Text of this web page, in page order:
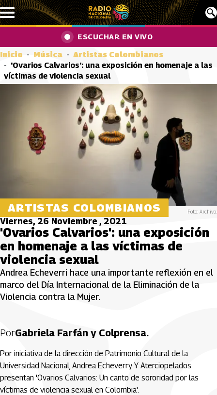
Pasar al contenido principal
ESCUCHAR EN VIVO
Inicio Música
Artistas Colombianos
'Ovarios Calvarios': una exposición en homenaje a las
víctimas de violencia sexual
ARTISTAS COLOMBIANOS Foto: Archivo.
Viernes, 26 Noviembre , 2021
'Ovarios Calvarios': una exposición
en homenaje a las víctimas de
violencia sexual
Andrea Echeverri hace una importante reflexión en el
marco del Día Internacional de la Eliminación de la
Violencia contra la Mujer.
PorGabriela Farfán y Colprensa.
Por iniciativa de la dirección de Patrimonio Cultural de la
Universidad Nacional, Andrea Echeverry Y Aterciopelados
presentan 'Ovarios Calvarios: Un canto de sororidad por las
víctimas de violencia sexual en Colombia'.